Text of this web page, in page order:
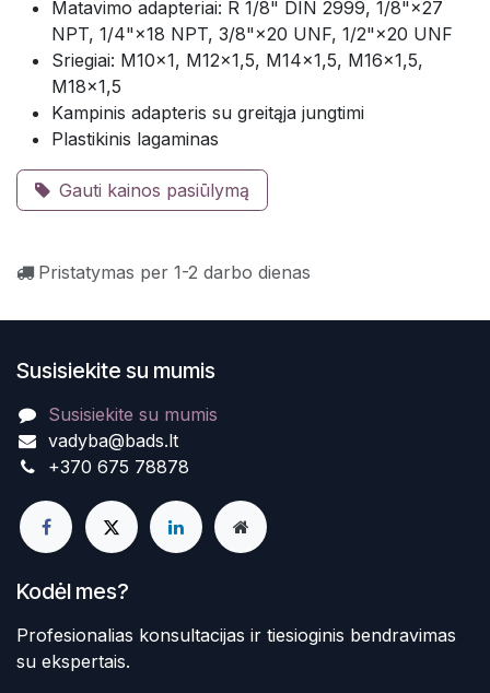
Matavimo adapteriai: R 1/8" DIN 2999, 1/8"×27
NPT, 1/4"×18 NPT, 3/8"×20 UNF, 1/2"×20 UNF
Sriegiai: M10×1, M12×1,5, M14×1,5, M16×1,5,
M18×1,5
Kampinis adapteris su greitąja jungtimi
Plastikinis lagaminas
Gauti kainos pasiūlymą
Pristatymas per 1-2 darbo dienas
Susisiekite su mumis
Susisiekite su mumis
vadyba@bads.lt
+370 675 78878
Kodėl mes?
Profesionalias konsultacijas ir tiesioginis bendravimas
su ekspertais.